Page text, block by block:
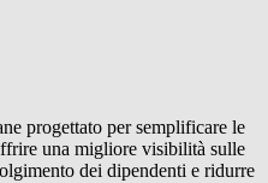
progettato per semplificare le
una migliore visibilità sulle
dei dipendenti e ridurre